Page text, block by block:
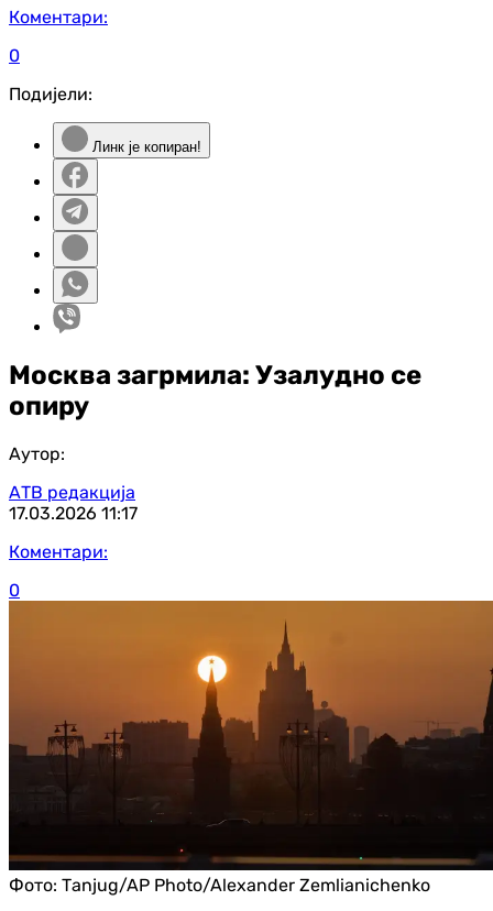
Коментари:
0
Подијели:
Линк је копиран!
Москва загрмила: Узалудно се
опиру
Аутор:
АТВ редакција
17.03.2026 11:17
Коментари:
0
Фото: Таnjug/AP Photo/Alexander Zemlianichenko